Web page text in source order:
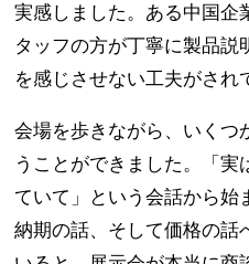
実感しました。ある中国企
タッフの方が丁寧に製品説
を感じさせない工夫がされ
会場を歩きながら、いくつ
うことができました。「実
ていて」という会話から始
納期の話、そして価格の話